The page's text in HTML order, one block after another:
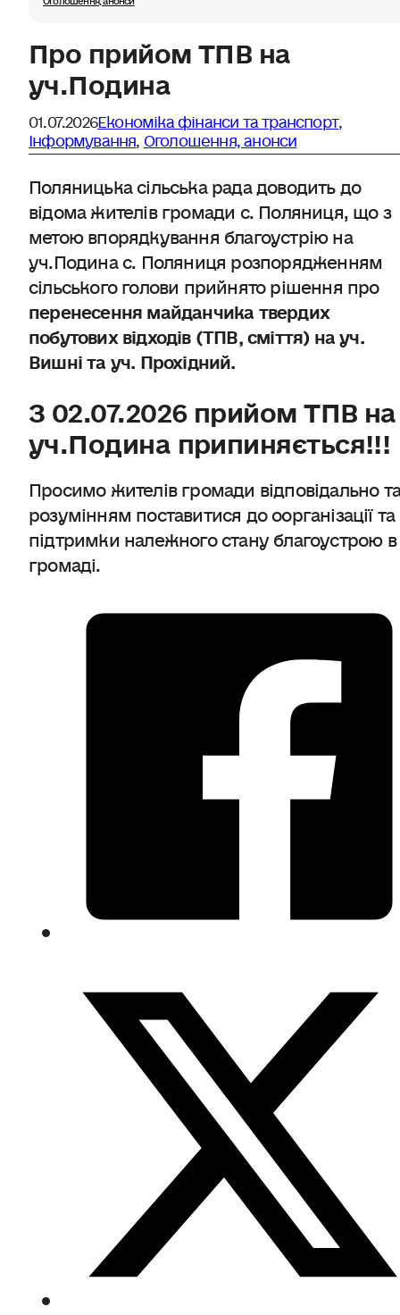
Про прийом ТПВ на
уч.Подина
01.07.2026Економіка фінанси та транспорт,
Інформування,Оголошення, анонси
Поляницька сільська рада доводить до
відома жителів громади с. Поляниця, що з
метою впорядкування благоустрію на
уч.Подина с. Поляниця розпорядженням
сільського голови прийнято рішення про
перенесення майданчика твердих
побутових відходів (ТПВ, сміття) на уч.
Вишні та уч. Прохідний.
З 02.07.2026 прийом ТПВ на
уч.Подина припиняється!!!
Просимо жителів громади відповідально
розумінням поставитися до оорганізації та
підтримки належного стану благоустрою в
громаді.